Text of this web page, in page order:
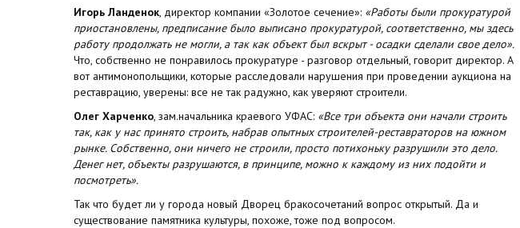
Игорь Ланденок, директор компании «Золотое сечение»: «Работы были прокуратурой
приостановлены, предписание было выписано прокуратурой, соответственно, мы здесь
работу продолжать не могли, а так как объект был вскрыт - осадки сделали свое дело».
Что, собственно не понравилось прокуратуре - разговор отдельный, говорит директор. А
вот антимонопольщики, которые расследовали нарушения при проведении аукциона на
реставрацию, уверены: все не так радужно, как уверяют строители.
Олег Харченко, зам.начальника краевого УФАС: «Все три объекта они начали строить
так, как у нас принято строить, набрав опытных строителей-реставраторов на южном
рынке. Собственно, они ничего не строили, просто потихоньку разрушили это дело.
Денег нет, объекты разрушаются, в принципе, можно к каждому из них подойти и
посмотреть».
Так что будет ли у города новый Дворец бракосочетаний вопрос открытый. Да и
существование памятника культуры, похоже, тоже под вопросом.